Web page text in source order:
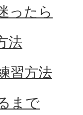
ったら
法
習方法
まで